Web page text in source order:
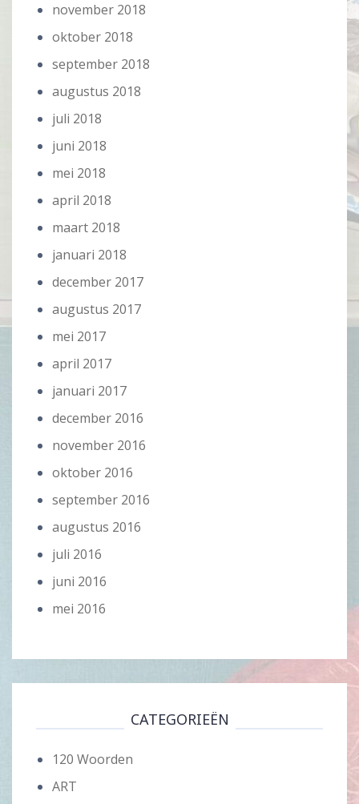
november 2018
oktober 2018
september 2018
augustus 2018
juli 2018
juni 2018
mei 2018
april 2018
maart 2018
januari 2018
december 2017
augustus 2017
mei 2017
april 2017
januari 2017
december 2016
november 2016
oktober 2016
september 2016
augustus 2016
juli 2016
juni 2016
mei 2016
CATEGORIEËN
120 Woorden
ART